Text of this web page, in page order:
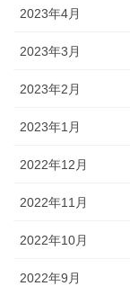
2023年4月
2023年3月
2023年2月
2023年1月
2022年12月
2022年11月
2022年10月
2022年9月